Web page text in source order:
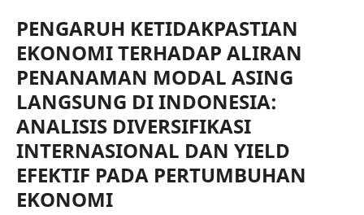
PENGARUH KETIDAKPASTIAN
EKONOMI TERHADAP ALIRAN
PENANAMAN MODAL ASING
LANGSUNG DI INDONESIA:
ANALISIS DIVERSIFIKASI
INTERNASIONAL DAN YIELD
EFEKTIF PADA PERTUMBUHAN
EKONOMI